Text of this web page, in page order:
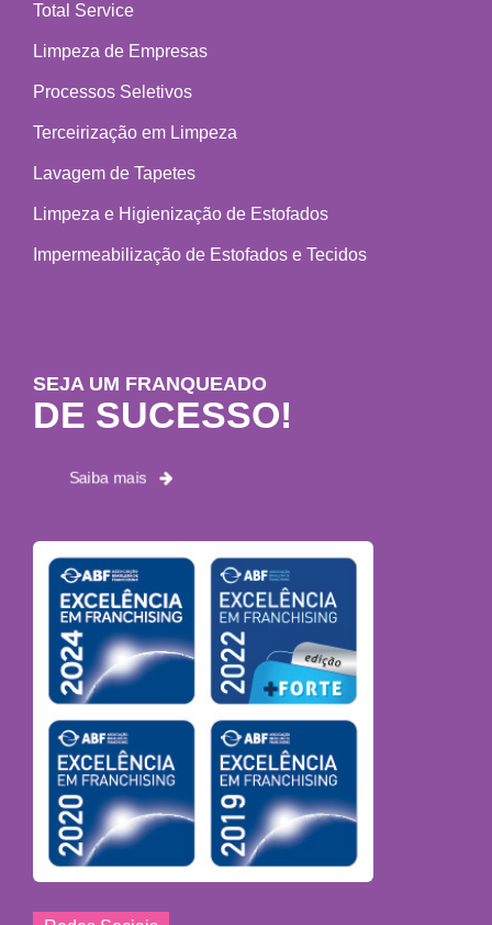
Total Service
Limpeza de Empresas
Processos Seletivos
Terceirização em Limpeza
Lavagem de Tapetes
Limpeza e Higienização de Estofados
Impermeabilização de Estofados e Tecidos
SEJA UM FRANQUEADO
DE SUCESSO!
Saiba mais